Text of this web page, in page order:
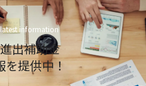
latest information
出補助金
を提供中！